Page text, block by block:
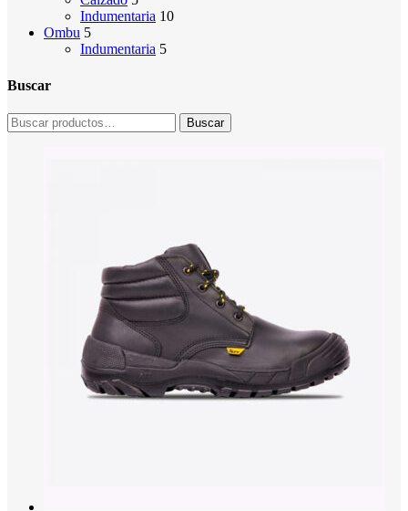
Indumentaria 10
Ombu 5
Indumentaria 5
Buscar
Buscar
por:
Buscar